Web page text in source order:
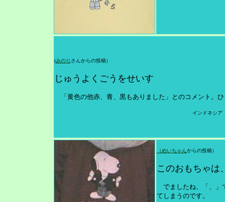
(みのり さんからの投稿）
じゅうよくごうをせいす
「黄色の他赤、青、黒もありました」とのコメント。
インドネシア
（めいちゃんからの投稿）
このおもちゃは
でましたね、「、」
てしまうのです。